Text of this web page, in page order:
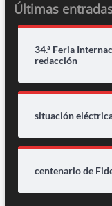
Últimas
34.ª Feria
redacción
situación
centenario de